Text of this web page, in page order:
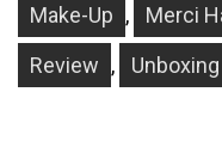
Make-Up , Merci
Review , Unboxing